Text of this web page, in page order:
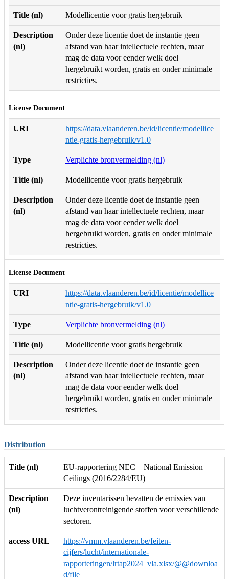
Title (nl) Modellicentie voor gratis hergebruik
Description
(nl)
Onder deze licentie doet de instantie geen
afstand van haar intellectuele rechten, maar
mag de data voor eender welk doel
hergebruikt worden, gratis en onder minimale
restricties.
License Document
URI
https://data.vlaanderen.be/id/licentie/modellice
ntie-gratis-hergebruik/v1.0
Type Verplichte bronvermelding (nl)
Title (nl) Modellicentie voor gratis hergebruik
Description
(nl)
Onder deze licentie doet de instantie geen
afstand van haar intellectuele rechten, maar
mag de data voor eender welk doel
hergebruikt worden, gratis en onder minimale
restricties.
License Document
URI
https://data.vlaanderen.be/id/licentie/modellice
ntie-gratis-hergebruik/v1.0
Type Verplichte bronvermelding (nl)
Title (nl) Modellicentie voor gratis hergebruik
Description
(nl)
Onder deze licentie doet de instantie geen
afstand van haar intellectuele rechten, maar
mag de data voor eender welk doel
hergebruikt worden, gratis en onder minimale
restricties.
Distribution
Title (nl)
EU-rapportering NEC – National Emission
Ceilings (2016/2284/EU)
Description
(nl)
Deze inventarissen bevatten de emissies van
luchtverontreinigende stoffen voor verschillende
sectoren.
access URL
https://vmm.vlaanderen.be/feiten-
cijfers/lucht/internationale-
rapporteringen/lrtap2024_vla.xlsx/@@downloa
d/file